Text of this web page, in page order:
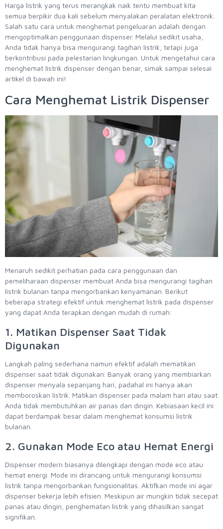
Harga listrik yang terus merangkak naik tentu membuat kita
semua berpikir dua kali sebelum menyalakan peralatan elektronik.
Salah satu cara untuk menghemat pengeluaran adalah dengan
mengoptimalkan penggunaan dispenser. Melalui sedikit usaha,
Anda tidak hanya bisa mengurangi tagihan listrik, tetapi juga
berkontribusi pada pelestarian lingkungan. Untuk mengetahui cara
menghemat listrik dispenser dengan benar, simak sampai selesai
artikel di bawah ini!
Cara Menghemat Listrik Dispenser
Menaruh sedikit perhatian pada cara penggunaan dan
pemeliharaan dispenser membuat Anda bisa mengurangi tagihan
listrik bulanan tanpa mengorbankan kenyamanan. Berikut
beberapa strategi efektif untuk menghemat listrik pada dispenser
yang dapat Anda terapkan dengan mudah di rumah:
1. Matikan Dispenser Saat Tidak
Digunakan
Langkah paling sederhana namun efektif adalah mematikan
dispenser saat tidak digunakan. Banyak orang yang membiarkan
dispenser menyala sepanjang hari, padahal ini hanya akan
memboroskan listrik. Matikan dispenser pada malam hari atau saat
Anda tidak membutuhkan air panas dan dingin. Kebiasaan kecil ini
dapat berdampak besar dalam menghemat konsumsi listrik
bulanan.
2. Gunakan Mode Eco atau Hemat Energi
Dispenser modern biasanya dilengkapi dengan mode eco atau
hemat energi. Mode ini dirancang untuk mengurangi konsumsi
listrik tanpa mengorbankan fungsionalitas. Aktifkan mode ini agar
dispenser bekerja lebih efisien. Meskipun air mungkin tidak secepat
panas atau dingin, penghematan listrik yang dihasilkan sangat
signifikan.